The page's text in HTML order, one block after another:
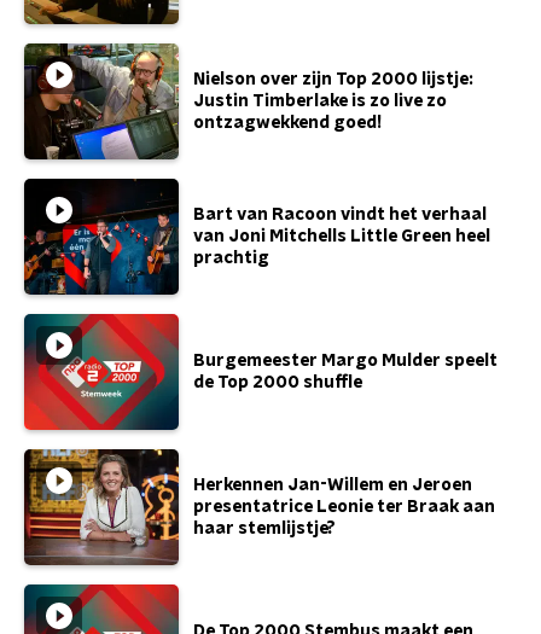
Nielson over zijn Top 2000 lijstje:
Justin Timberlake is zo live zo
ontzagwekkend goed!
Bart van Racoon vindt het verhaal
van Joni Mitchells Little Green heel
prachtig
Burgemeester Margo Mulder speelt
de Top 2000 shuffle
Herkennen Jan-Willem en Jeroen
presentatrice Leonie ter Braak aan
haar stemlijstje?